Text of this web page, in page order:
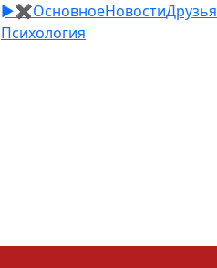
►✖ОсновноеНовостиДрузья
Психология